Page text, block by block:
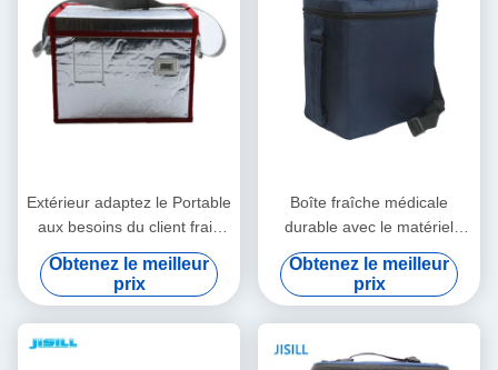
Extérieur adaptez le Portable
aux besoins du client frais
médical de la boîte 23.5L
pour la glacière de
Rotomolded
Obtenez le meilleur
prix
Boîte fraîche médicale
durable avec le matériel
d'isolation de vide pour le
transport vaccinique médical
Obtenez le meilleur
prix